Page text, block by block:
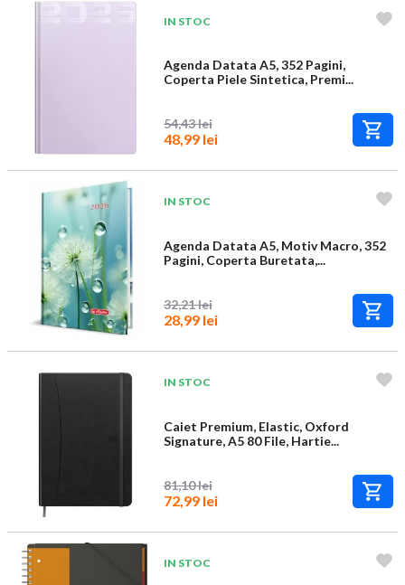
IN STOC
Agenda Datata A5, 352 Pagini,
Coperta Piele Sintetica, Premi...
54,43 lei
48,99 lei
IN STOC
Agenda Datata A5, Motiv Macro, 352
Pagini, Coperta Buretata,...
32,21 lei
28,99 lei
IN STOC
Caiet Premium, Elastic, Oxford
Signature, A5 80 File, Hartie...
81,10 lei
72,99 lei
IN STOC